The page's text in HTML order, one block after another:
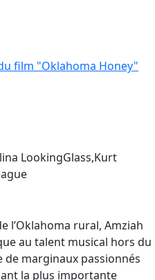
film "Oklahoma Honey"
LookingGlass,Kurt
l’Oklahoma rural, Amziah
au talent musical hors du
de marginaux passionnés
la plus importante